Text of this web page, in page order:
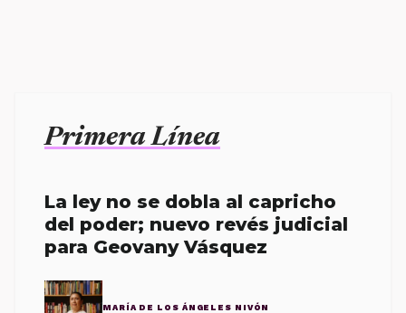
Primera Línea
La ley no se dobla al capricho
del poder; nuevo revés judicial
para Geovany Vásquez
MARÍA DE LOS ÁNGELES NIVÓN